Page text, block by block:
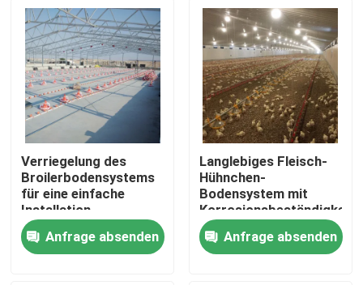
Zu Hause
Verriegelung des
Broilerbodensystems
für eine einfache
Installation
Anfrage absenden
Langlebiges Fleisch-
Hühnchen-
Bodensystem mit
Korrosionsbeständigkeit
/
Kunststoffmaterialien
Anfrage absenden